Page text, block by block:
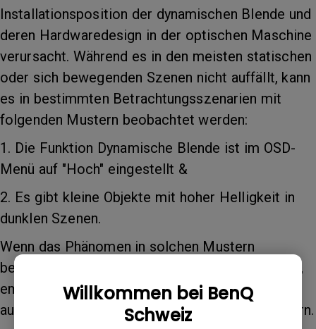
Willkommen bei BenQ
Schweiz
Installationsposition der dynamischen Blende und
deren Hardwaredesign in der optischen Maschine
verursacht. Während es in den meisten statischen
oder sich bewegenden Szenen nicht auffällt, kann
es in bestimmten Betrachtungsszenarien mit
folgenden Mustern beobachtet werden:
1. Die Funktion Dynamische Blende ist im OSD-
Menü auf "Hoch" eingestellt &
2. Es gibt kleine Objekte mit hoher Helligkeit in
dunklen Szenen.
Wenn das Phänomen in solchen Mustern
beobachtet wird und Sie es loswerden möchten,
empfehlen wir Ihnen, die Funktion Dynamic Iris
auszuschalten, um das Seherlebnis zu verbessern.